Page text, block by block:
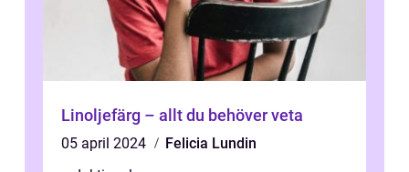
Linoljefärg – allt du behöver veta
05 april 2024
Felicia Lundin